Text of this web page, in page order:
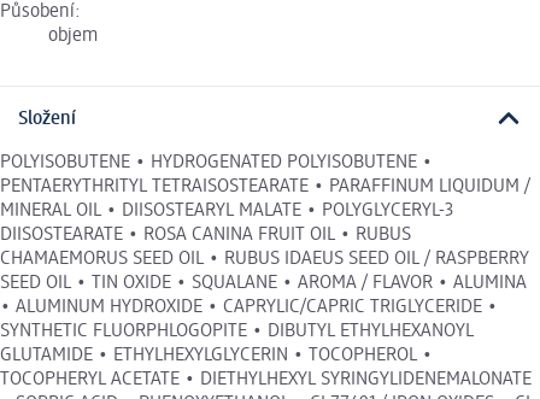
Působení:
objem
Složení
POLYISOBUTENE • HYDROGENATED POLYISOBUTENE •
PENTAERYTHRITYL TETRAISOSTEARATE • PARAFFINUM LIQUIDUM /
MINERAL OIL • DIISOSTEARYL MALATE • POLYGLYCERYL-3
DIISOSTEARATE • ROSA CANINA FRUIT OIL • RUBUS
CHAMAEMORUS SEED OIL • RUBUS IDAEUS SEED OIL / RASPBERRY
SEED OIL • TIN OXIDE • SQUALANE • AROMA / FLAVOR • ALUMINA
• ALUMINUM HYDROXIDE • CAPRYLIC/CAPRIC TRIGLYCERIDE •
SYNTHETIC FLUORPHLOGOPITE • DIBUTYL ETHYLHEXANOYL
GLUTAMIDE • ETHYLHEXYLGLYCERIN • TOCOPHEROL •
TOCOPHERYL ACETATE • DIETHYLHEXYL SYRINGYLIDENEMALONATE